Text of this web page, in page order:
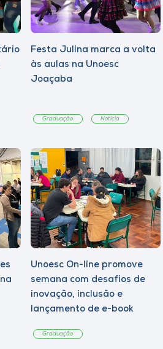
Festa Julina marca a volta
às aulas na Unoesc
Joaçaba
Graduação Notícia
Unoesc On-line promove
semana com desafios de
inovação, inclusão e
lançamento de e-book
Graduação